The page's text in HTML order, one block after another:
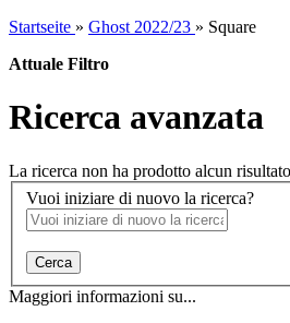
Startseite » Ghost 2022/23 » Square
Attuale Filtro
Ricerca avanzata
La ricerca non ha prodotto alcun
Vuoi iniziare di nuovo la ricerca?
Cerca
Maggiori informazioni su...